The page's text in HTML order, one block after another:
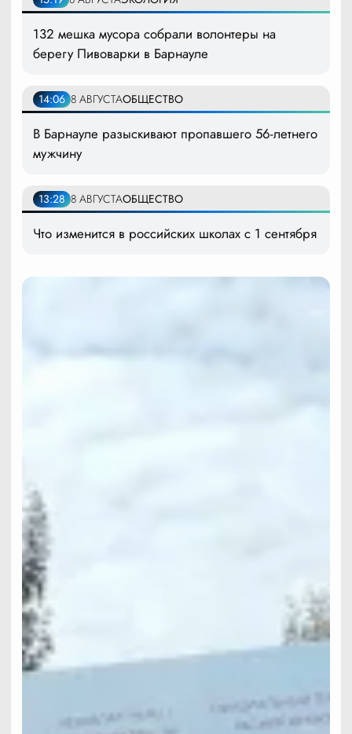
132 мешка мусора собрали волонтеры на
берегу Пивоварки в Барнауле
14:06 8 АВГУСТАОБЩЕСТВО
В Барнауле разыскивают пропавшего 56-летнего
мужчину
13:28 8 АВГУСТАОБЩЕСТВО
Что изменится в российских школах с 1 сентября